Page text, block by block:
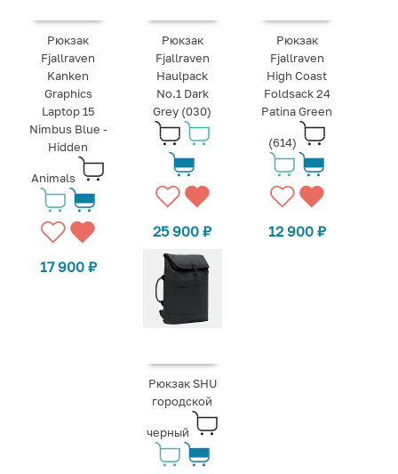
Рюкзак
Fjallraven
Kanken
Graphics
Laptop 15
Nimbus Blue -
Hidden
Animals
17 900 ₽
Рюкзак
Fjallraven
Haulpack
No.1 Dark
Grey (030)
25 900₽
Рюкзак
Fjallraven
High Coast
Foldsack 24
Patina Green
(614)
12 900 ₽
Рюкзак SHU
городской
черный